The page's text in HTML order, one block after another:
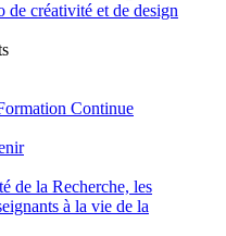
de créativité et de design
Continue
de la Recherche, les
à la vie de la